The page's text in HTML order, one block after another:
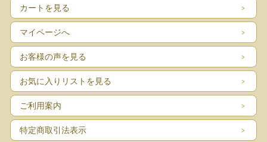
カートを見る
マイページへ
お客様の声を見る
お気に入りリストを見る
ご利用案内
特定商取引法表示